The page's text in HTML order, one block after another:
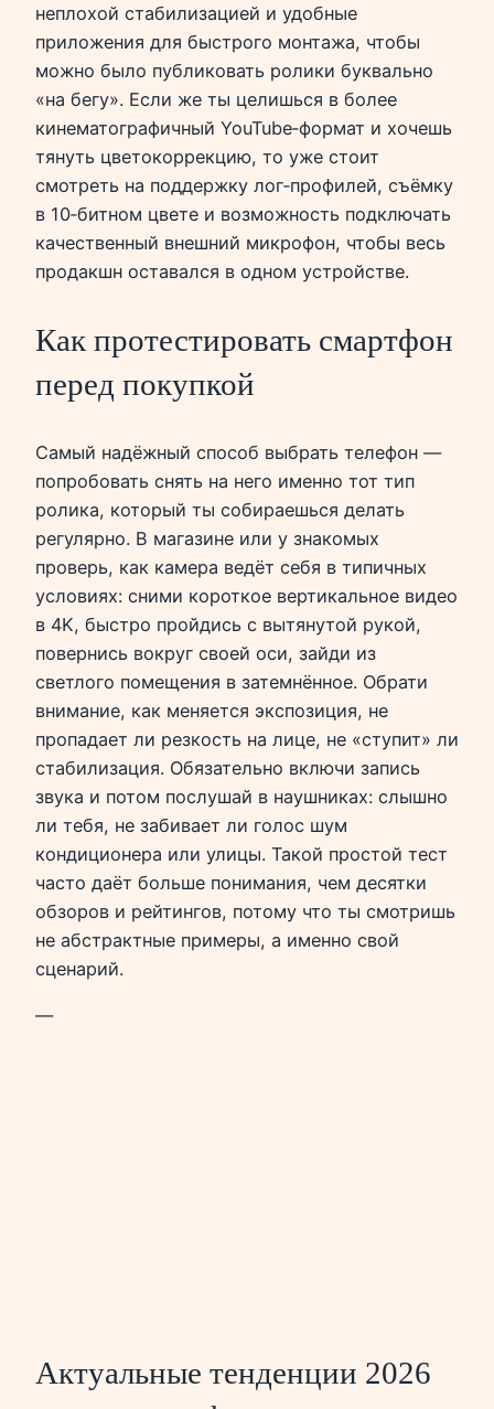
неплохой стабилизацией и удобные
приложения для быстрого монтажа, чтобы
можно было публиковать ролики буквально
«на бегу». Если же ты целишься в более
кинематографичный YouTube‑формат и хочешь
тянуть цветокоррекцию, то уже стоит
смотреть на поддержку лог‑профилей, съёмку
в 10‑битном цвете и возможность подключать
качественный внешний микрофон, чтобы весь
продакшн оставался в одном устройстве.
Как протестировать смартфон
перед покупкой
Самый надёжный способ выбрать телефон —
попробовать снять на него именно тот тип
ролика, который ты собираешься делать
регулярно. В магазине или у знакомых
проверь, как камера ведёт себя в типичных
условиях: сними короткое вертикальное видео
в 4K, быстро пройдись с вытянутой рукой,
повернись вокруг своей оси, зайди из
светлого помещения в затемнённое. Обрати
внимание, как меняется экспозиция, не
пропадает ли резкость на лице, не «ступит» ли
стабилизация. Обязательно включи запись
звука и потом послушай в наушниках: слышно
ли тебя, не забивает ли голос шум
кондиционера или улицы. Такой простой тест
часто даёт больше понимания, чем десятки
обзоров и рейтингов, потому что ты смотришь
не абстрактные примеры, а именно свой
сценарий.
—
Актуальные тенденции 2026